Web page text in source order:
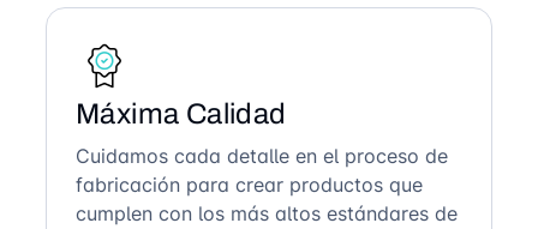
Máxima Calidad
Cuidamos cada detalle en el proceso de
fabricación para crear productos que
cumplen con los más altos estándares de